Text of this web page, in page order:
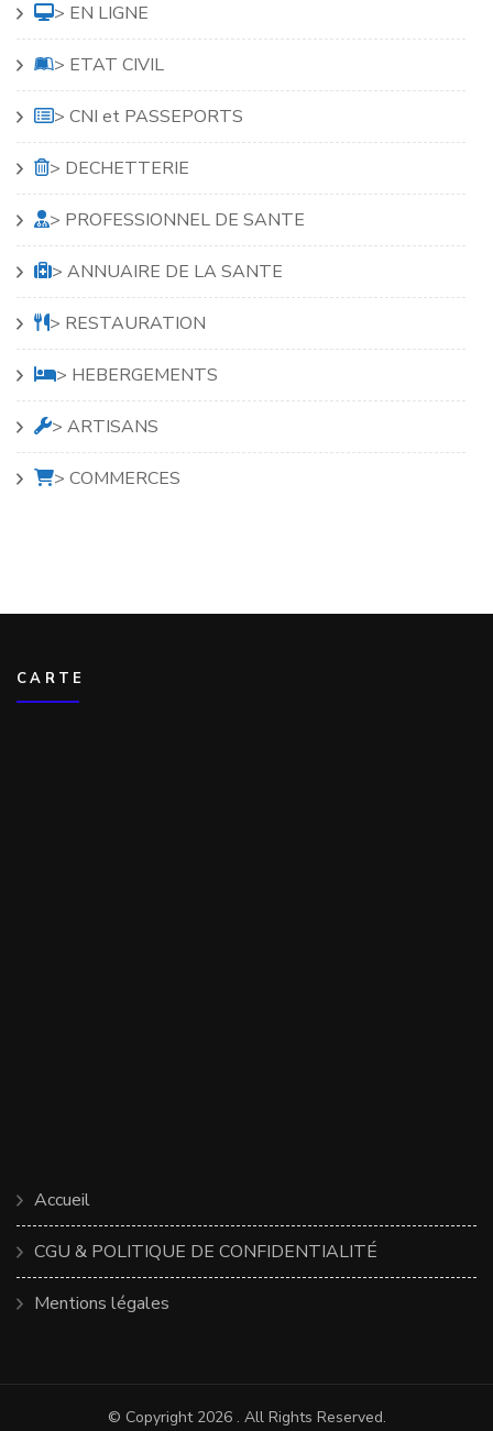
> EN LIGNE
> ETAT CIVIL
> CNI et PASSEPORTS
> DECHETTERIE
> PROFESSIONNEL DE SANTE
> ANNUAIRE DE LA SANTE
> RESTAURATION
> HEBERGEMENTS
> ARTISANS
> COMMERCES
CARTE
Accueil
CGU & POLITIQUE DE CONFIDENTIALITÉ
Mentions légales
© Copyright 2026 . All Rights Reserved.